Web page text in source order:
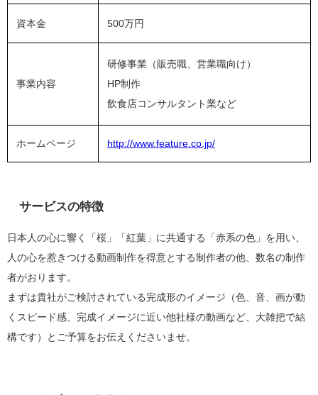
資本金 500万円
事業内容
研修事業（販売職、営業職向け）
HP制作
飲食店コンサルタント業など
ホームページ http://www.feature.co.jp/
サービスの特徴
日本人の心に響く「桜」「紅葉」に共通する「赤系の色」を用い、
人の心を惹きつける動画制作を得意とする制作者の他、数名の制作
者がおります。
まずは貴社がご検討されている完成形のイメージ（色、音、画が動
くスピード感、完成イメージに近い他社様の動画など、大雑把で結
構です）とご予算をお伝えくださいませ。